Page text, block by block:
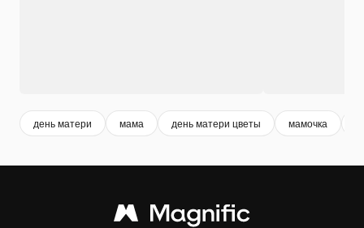
день матери мама день матери цветы мамочка